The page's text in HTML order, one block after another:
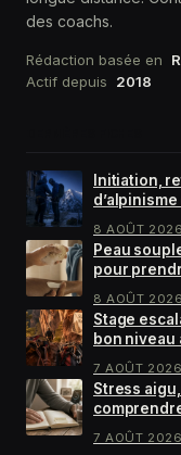
des coachs.
Rédaction basée en
Actif depuis
2018
Initiation,
8 AOÛT 2026
Peau
pour
8 AOÛT 2026
Stage
bon niveau
7 AOÛT 2026
Stress
7 AOÛT 2026